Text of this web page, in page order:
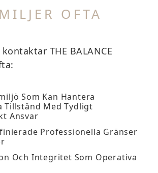
OFTA
THE BALANCE
Som Kan Hantera
Tillstånd Med Tydligt
Ansvar
Professionella Gränser
Och Integritet Som Operativa